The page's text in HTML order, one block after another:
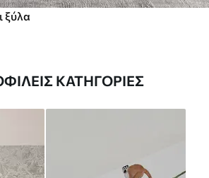
ξύλα
ΚΑΤΗΓΟΡΊΕΣ